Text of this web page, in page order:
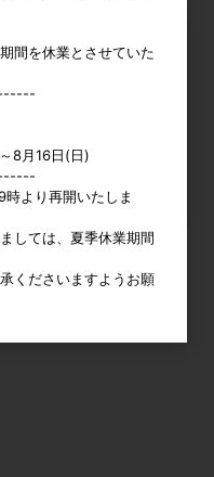
竹製 ピンセット 平 全長180mm
間を休業とさせていた
8月16日(日)
より再開いたしま
しては、夏季休業期間
くださいますようお願